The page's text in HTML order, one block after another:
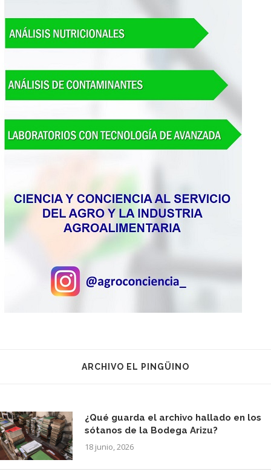
ARCHIVO EL PINGÜINO
¿Qué guarda el archivo hallado en los
sótanos de la Bodega Arizu?
18 junio, 2026